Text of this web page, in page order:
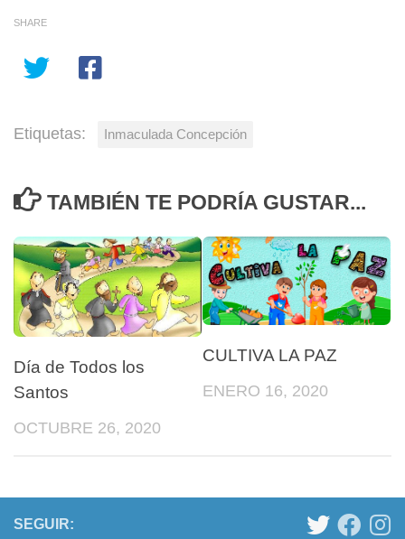
SHARE
Etiquetas: Inmaculada Concepción
TAMBIÉN TE PODRÍA GUSTAR...
Día de Todos los
Santos
OCTUBRE 26, 2020
CULTIVA LA PAZ
ENERO 16, 2020
SEGUIR: